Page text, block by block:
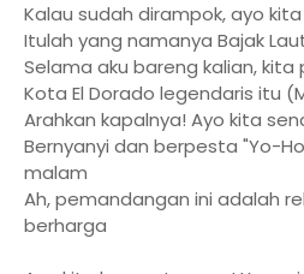
Kalau sudah dirampok, ayo
Itulah yang namanya Bajak
Selama aku bareng kalian, kita
Kota El Dorado legendaris itu
Arahkan kapalnya! Ayo kita
Bernyanyi dan berpesta "Yo-
malam
Ah, pemandangan ini adalah
berharga